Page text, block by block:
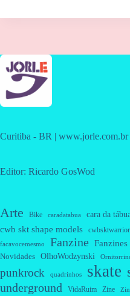
Curitiba - BR | www.jorle.com.br
Editor: Ricardo GosWod
Arte Bike caradatabua cara da
cwb skt shape models
facavocemesmo Fanzine Fanzines
Novidades OlhoWodzynski
punkrock quadrinhos skate
underground VidaRuim Zine